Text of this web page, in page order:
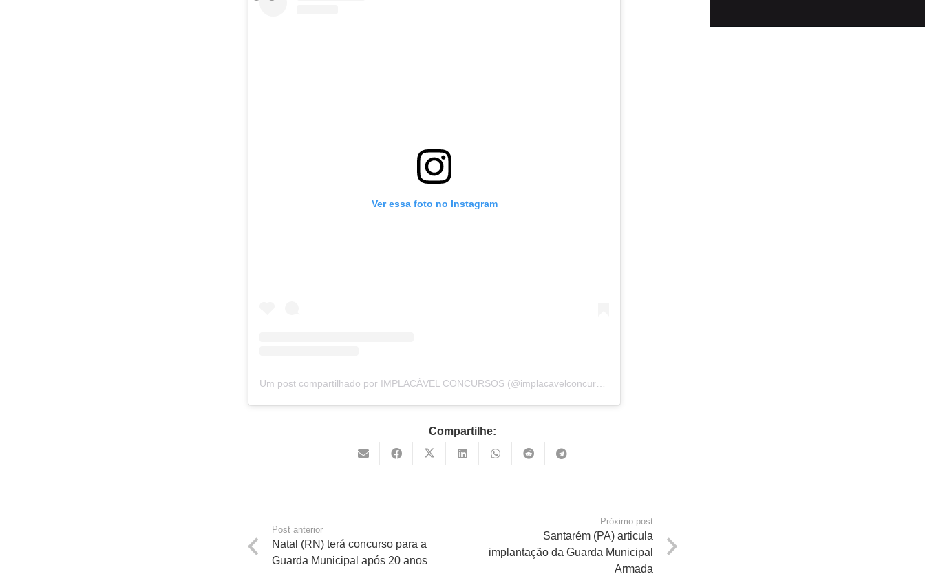
Ver essa foto no Instagram
Compartilhe:
Post anterior
Natal (RN) terá concurso para a
Guarda Municipal após 20 anos
Próximo post
Santarém (PA) articula
implantação da Guarda Municipal
Armada